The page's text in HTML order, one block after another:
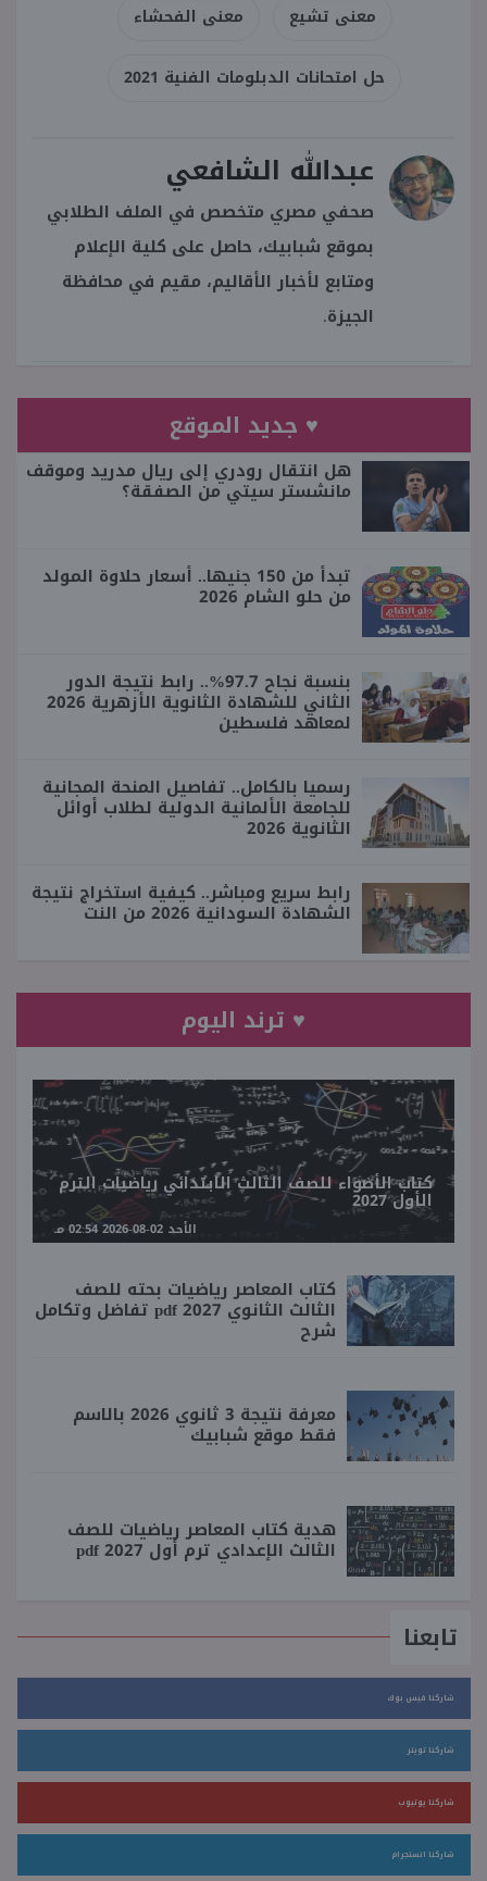
معنى تشيع معنى الفحشاء
حل امتحانات الدبلومات الفنية 2021
عبدالله الشافعي
صحفي مصري متخصص في الملف الطلابي
بموقع شبابيك، حاصل على كلية الإعلام
ومتابع لأخبار الأقاليم، مقيم في محافظة
الجيزة.
♥ جديد الموقع
هل انتقال رودري إلى ريال مدريد وموقف
مانشستر سيتي من الصفقة؟
تبدأ من 150 جنيها.. أسعار حلاوة المولد
من حلو الشام 2026
بنسبة نجاح 97.7%.. رابط نتيجة الدور
الثاني للشهادة الثانوية الأزهرية 2026
لمعاهد فلسطين
رسميا بالكامل.. تفاصيل المنحة المجانية
للجامعة الألمانية الدولية لطلاب أوائل
الثانوية 2026
رابط سريع ومباشر.. كيفية استخراج نتيجة
الشهادة السودانية 2026 من النت
♥ ترند اليوم
كتاب الأضواء للصف الثالث الابتدائي رياضيات الترم
الأول 2027
الأحد 02-08-2026 02:54 مـ
كتاب المعاصر رياضيات بحته للصف
الثالث الثانوي 2027 pdf تفاضل وتكامل
شرح
معرفة نتيجة 3 ثانوي 2026 بالاسم
فقط موقع شبابيك
هدية كتاب المعاصر رياضيات للصف
الثالث الإعدادي ترم أول 2027 pdf
تابعنا
شاركنا فيس بوك
شاركنا تويتر
شاركنا يوتيوب
شاركنا انستجرام